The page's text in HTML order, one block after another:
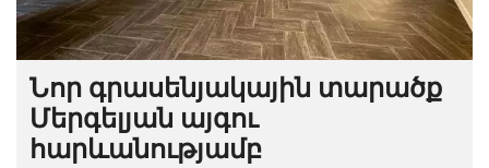
Նոր գրասենյակային տարածք
Մերգելյան այգու
հարևանությամբ